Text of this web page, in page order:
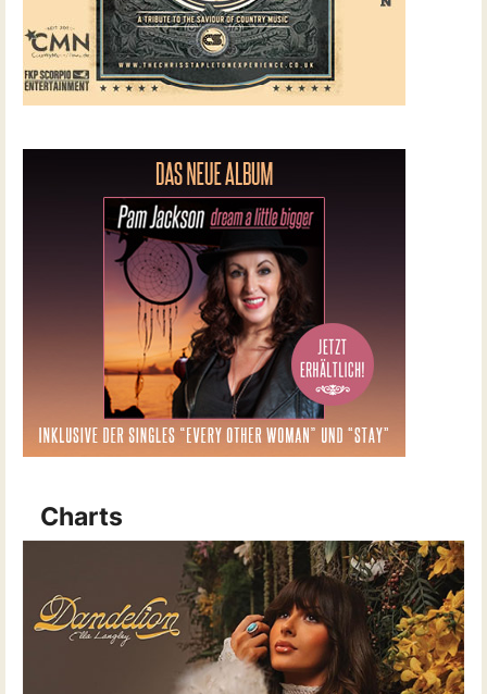
Charts